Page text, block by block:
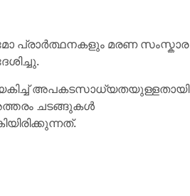
പ്രാർത്ഥനകളും മരണ സംസ്കാര
അപകടസാധ്യതയുള്ളതായി
ചടങ്ങുകൾ